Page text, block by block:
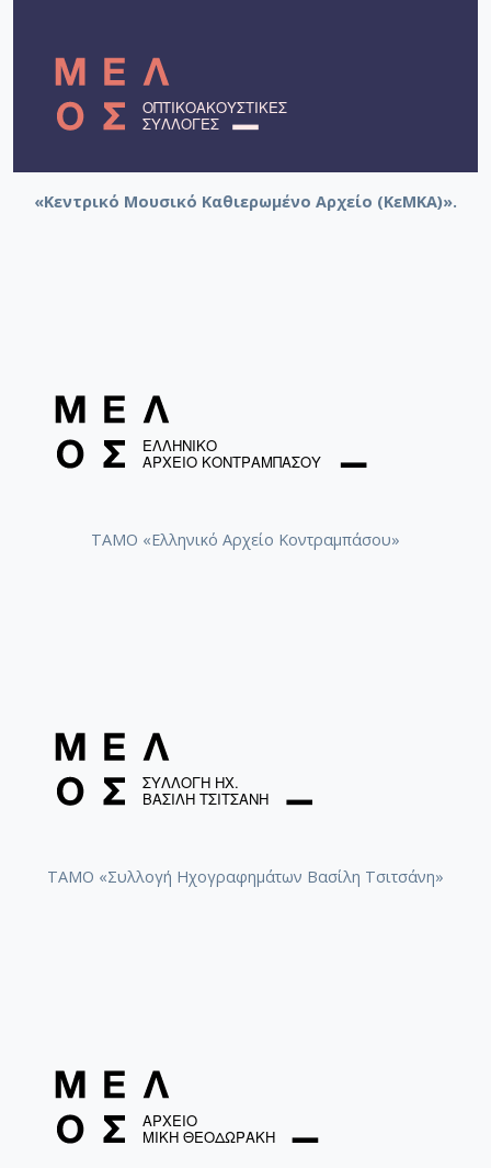
«Κεντρικό Μουσικό Καθιερωμένο Αρχείο (ΚεΜΚΑ)».
ΤΑΜΟ «Ελληνικό Αρχείο Κοντραμπάσου»
ΤΑΜΟ «Συλλογή Ηχογραφημάτων Βασίλη Τσιτσάνη»